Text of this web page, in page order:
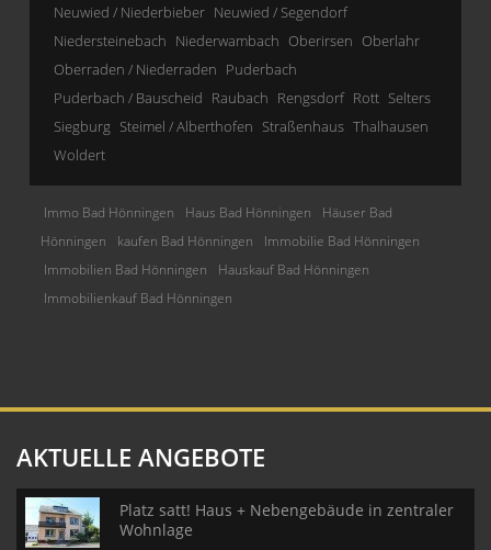
Neuwied / Niederbieber Neuwied / Segendorf
Niedersteinebach Niederwambach Oberirsen Oberlahr
Oberraden / Niederraden Puderbach
Puderbach / Bauscheid Raubach Rengsdorf Rott Selters
Siegburg Steimel / Alberthofen Straßenhaus Thalhausen
Woldert
Immo Bad Hönningen Haus Bad Hönningen
Häuser Bad
Hönningen
kaufen Bad Hönningen
Immobilie Bad Hönningen
Immobilien Bad Hönningen
Hauskauf Bad Hönningen
Immobilienkauf Bad Hönningen
AKTUELLE ANGEBOTE
Platz satt! Haus + Nebengebäude in zentraler
Wohnlage